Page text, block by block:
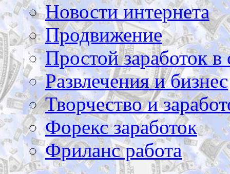
Новости интернета
Продвижение
Простой заработок в
Развлечения и бизнес
Творчество и
Форекс заработок
Фриланс работа